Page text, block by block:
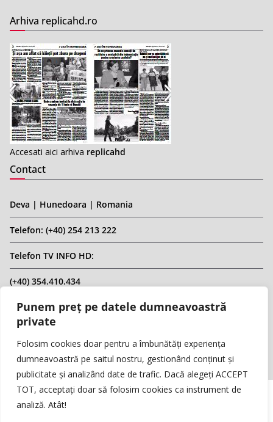
Punem preț pe datele dumneavoastră
private
Folosim cookies doar pentru a îmbunătăți experiența
dumneavoastră pe saitul nostru, gestionând conținut și
publicitate și analizând date de trafic. Dacă alegeți ACCEPT
TOT, acceptați doar să folosim cookies ca instrument de
analiză. Atât!
Arhiva replicahd.ro
Accesati aici arhiva replicahd
Contact
Deva | Hunedoara | Romania
Telefon: (+40) 254 213 222
Telefon TV INFO HD:
(+40) 354.410.434
Email: infohd20@gmail.com
Website: www.replicahd.ro